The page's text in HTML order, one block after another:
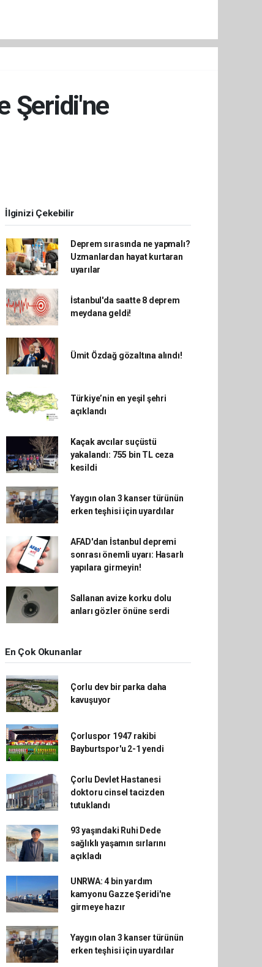
Şeridi'ne
İlginizi Çekebilir
Deprem sırasında ne yapmalı?
Uzmanlardan hayat kurtaran
uyarılar
İstanbul'da saatte 8 deprem
meydana geldi!
Ümit Özdağ gözaltına alındı!
Türkiye’nin en yeşil şehri
açıklandı
Kaçak avcılar suçüstü
yakalandı: 755 bin TL ceza
kesildi
Yaygın olan 3 kanser türünün
erken teşhisi için uyardılar
AFAD'dan İstanbul depremi
sonrası önemli uyarı: Hasarlı
yapılara girmeyin!
Sallanan avize korku dolu
anları gözler önüne serdi
En Çok Okunanlar
Çorlu dev bir parka daha
kavuşuyor
Çorluspor 1947 rakibi
Bayburtspor'u 2-1 yendi
Çorlu Devlet Hastanesi
doktoru cinsel tacizden
tutuklandı
93 yaşındaki Ruhi Dede
sağlıklı yaşamın sırlarını
açıkladı
UNRWA: 4 bin yardım
kamyonu Gazze Şeridi'ne
girmeye hazır
Yaygın olan 3 kanser türünün
erken teşhisi için uyardılar